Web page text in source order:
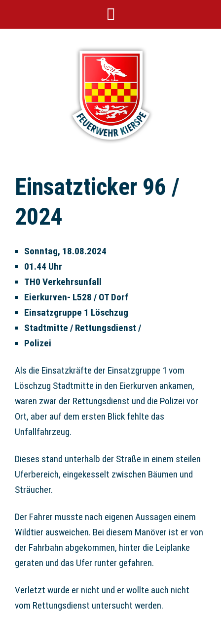
Einsatzticker 96 /
2024
Sonntag, 18.08.2024
01.44 Uhr
TH0 Verkehrsunfall
Eierkurven- L528 / OT Dorf
Einsatzgruppe 1 Löschzug
Stadtmitte / Rettungsdienst /
Polizei
Als die Einsatzkräfte der Einsatzgruppe 1 vom
Löschzug Stadtmitte in den Eierkurven ankamen,
waren zwar der Rettungsdienst und die Polizei vor
Ort, aber auf dem ersten Blick fehlte das
Unfallfahrzeug.
Dieses stand unterhalb der Straße in einem steilen
Uferbereich, eingekesselt zwischen Bäumen und
Sträucher.
Der Fahrer musste nach eigenen Aussagen einem
Wildtier ausweichen. Bei diesem Manöver ist er von
der Fahrbahn abgekommen, hinter die Leiplanke
geraten und das Ufer runter gefahren.
Verletzt wurde er nicht und er wollte auch nicht
vom Rettungsdienst untersucht werden.